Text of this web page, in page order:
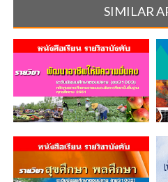
SIMILAR
OP31003 Sustainable
Occupational D[...]